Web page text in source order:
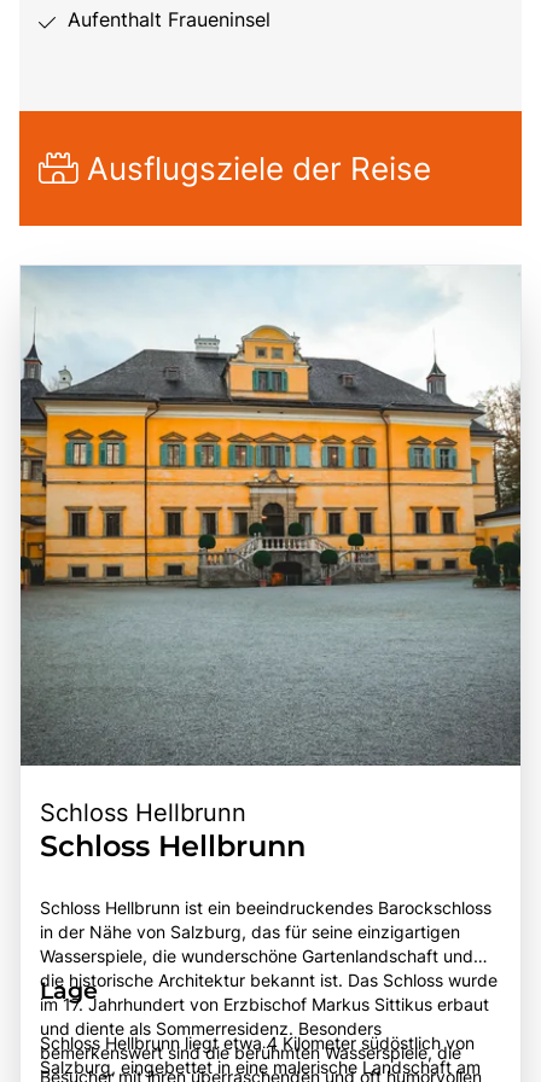
Aufenthalt Fraueninsel
Ausflugsziele der Reise
Schloss Hellbrunn
Schloss Hellbrunn
Schloss Hellbrunn ist ein beeindruckendes Barockschloss
in der Nähe von Salzburg, das für seine einzigartigen
Wasserspiele, die wunderschöne Gartenlandschaft und
die historische Architektur bekannt ist. Das Schloss wurde
im 17. Jahrhundert von Erzbischof Markus Sittikus erbaut
und diente als Sommerresidenz. Besonders
bemerkenswert sind die berühmten Wasserspiele, die
Besucher mit ihren überraschenden und oft humorvollen
Lage
Schloss Hellbrunn liegt etwa 4 Kilometer südöstlich von
Salzburg, eingebettet in eine malerische Landschaft am